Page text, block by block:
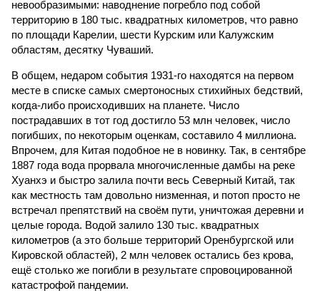
невообразимыми: наводнение погребло под собой
территорию в 180 тыс. квадратных километров, что равно
по площади Карелии, шести Курским или Калужским
областям, десятку Чуваший.
В общем, недаром события 1931-го находятся на первом
месте в списке самых смертоносных стихийных бедствий,
когда-либо происходивших на планете. Число
пострадавших в тот год достигло 53 млн человек, число
погибших, по некоторым оценкам, составило 4 миллиона.
Впрочем, для Китая подобное не в новинку. Так, в сентябре
1887 года вода прорвала многочисленные дамбы на реке
Хуанхэ и быстро залила почти весь Северный Китай, так
как местность там довольно низменная, и потоп просто не
встречал препятствий на своём пути, уничтожая деревни и
целые города. Водой залило 130 тыс. квадратных
километров (а это больше территорий Оренбургской или
Кировской областей), 2 млн человек остались без крова,
ещё столько же погибли в результате спровоцированной
катастрофой пандемии.